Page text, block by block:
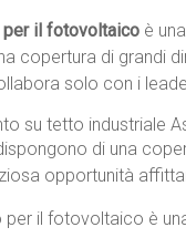
il fotovoltaico è
copertura di grandi
solo con i
su tetto industriale
di una
opportunità
per il fotovoltaico è